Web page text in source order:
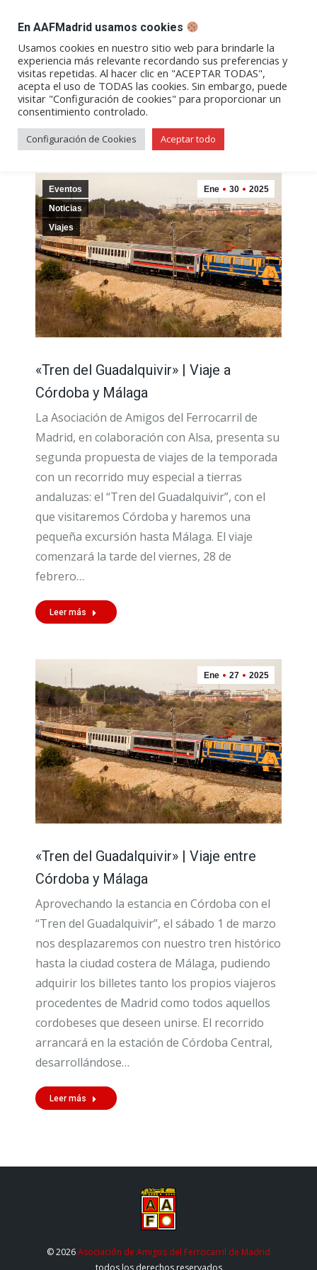
Abrir
enlace
en
una
ventana/pestaña
Abrir
enlace
en
una
ventana/pestaña
Abrir
enlace
en
una
ventana/pestaña
Abrir
enlace
en
una
Abrir
enlace
en
una
Archivos de etiqueta:málaga
Ene 30 2025
Eventos
Noticias
Viajes
«Tren del Guadalquivir» | Viaje a
Córdoba y Málaga
La Asociación de Amigos del Ferrocarril de
Madrid, en colaboración con Alsa, presenta su
segunda propuesta de viajes de la temporada
con un recorrido muy especial a tierras
andaluzas: el “Tren del Guadalquivir”, con el
que visitaremos Córdoba y haremos una
pequeña excursión hasta Málaga. El viaje
comenzará la tarde del viernes, 28 de
febrero…
Leer más
Ene 27 2025
«Tren del Guadalquivir» | Viaje entre
Córdoba y Málaga
Aprovechando la estancia en Córdoba con el
“Tren del Guadalquivir”, el sábado 1 de marzo
nos desplazaremos con nuestro tren histórico
hasta la ciudad costera de Málaga, pudiendo
adquirir los billetes tanto los propios viajeros
procedentes de Madrid como todos aquellos
cordobeses que deseen unirse. El recorrido
arrancará en la estación de Córdoba Central,
desarrollándose…
Leer más
© 2026Asociación de Amigos del Ferrocarril de Madrid
todos los derechos reservados
En AAFMadrid usamos cookies
Usamos cookies en nuestro sitio web para brindarle la
experiencia más relevante recordando sus preferencias y
visitas repetidas. Al hacer clic en "ACEPTAR TODAS",
acepta el uso de TODAS las cookies. Sin embargo, puede
visitar "Configuración de cookies" para proporcionar un
consentimiento controlado.
Configuración de Cookies Aceptar todo